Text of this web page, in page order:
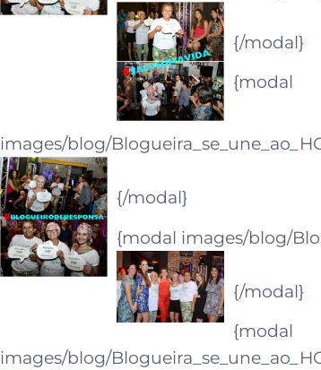
{/modal}
{modal
images/blog/
{/modal}
{modal images/blog/
{/modal}
{modal
images/blog/